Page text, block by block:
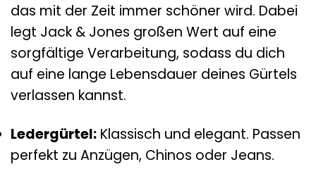
das mit der Zeit immer schöner wird. Dabei
legt Jack & Jones großen Wert auf eine
sorgfältige Verarbeitung, sodass du dich
auf eine lange Lebensdauer deines Gürtels
verlassen kannst.
Ledergürtel: Klassisch und elegant. Passen
perfekt zu Anzügen, Chinos oder Jeans.